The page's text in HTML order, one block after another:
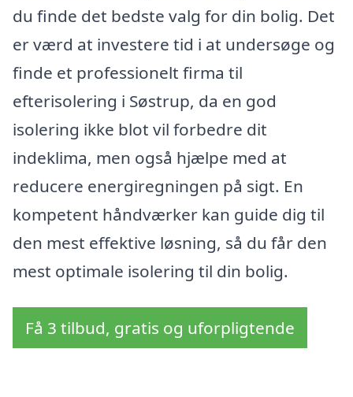
du finde det bedste valg for din bolig. Det
er værd at investere tid i at undersøge og
finde et professionelt firma til
efterisolering i Søstrup, da en god
isolering ikke blot vil forbedre dit
indeklima, men også hjælpe med at
reducere energiregningen på sigt. En
kompetent håndværker kan guide dig til
den mest effektive løsning, så du får den
mest optimale isolering til din bolig.
Få 3 tilbud, gratis og uforpligtende